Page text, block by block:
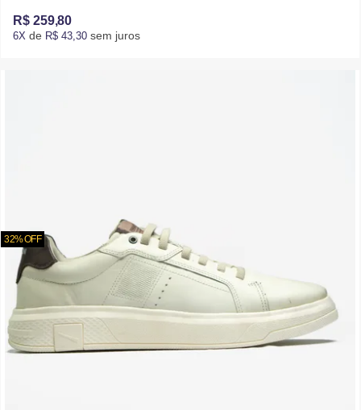
R$ 259,80
6X de R$ 43,30 sem juros
32% OFF